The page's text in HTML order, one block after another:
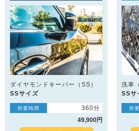
ダイヤモンドキーパー（SS）
SSサイズ
所要時間
360分
49,900円
洗車
SSサ
所